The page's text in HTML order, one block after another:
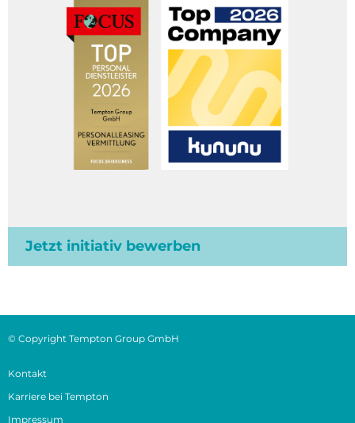
Jetzt initiativ bewerben
© Copyright Tempton Group GmbH
Kontakt
Karriere bei Tempton
Impressum